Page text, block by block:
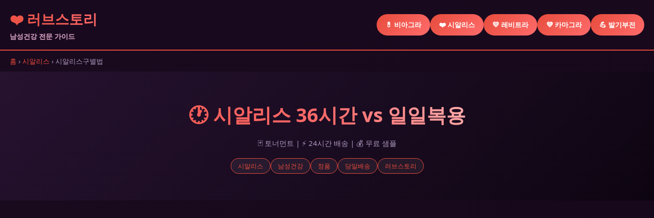
❤️ 러브스토리
남성건강 전문 가이드
💊 비아그라 ❤️ 시알리스 💛 레비트라 💜 카마그라 💪 발기부전
홈 › 시알리스 › 시알리스구별법
🕐 시알리스 36시간 vs 일일복용
🃏 토너먼트 | ⚡ 24시간 배송 | 💰 무료 샘플
시알리스 남성건강 정품 당일배송 러브스토리